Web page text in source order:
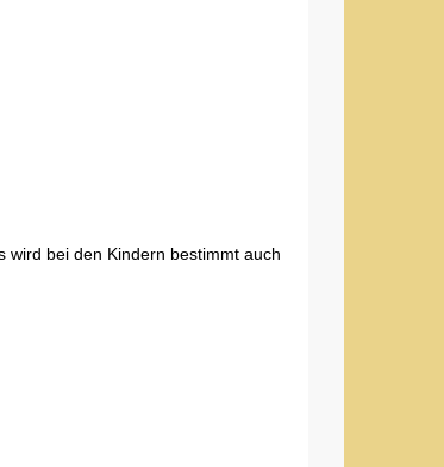
wird bei den Kindern bestimmt auch